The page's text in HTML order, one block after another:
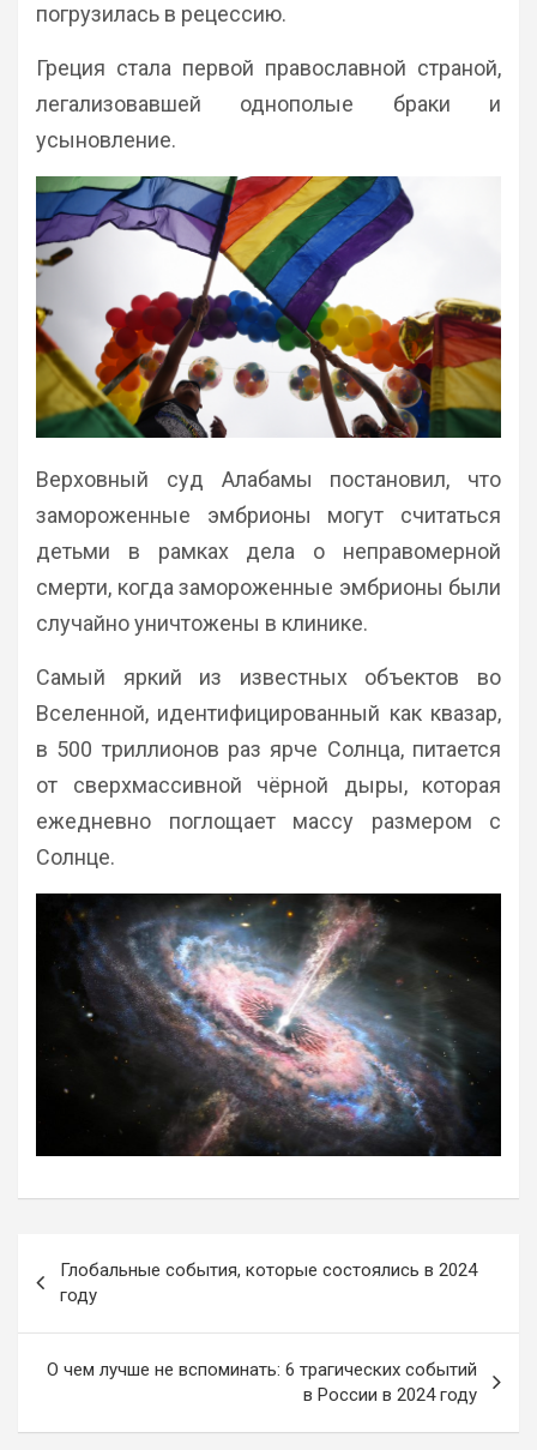
погрузилась в рецессию.
Греция стала первой православной страной,
легализовавшей однополые браки и
усыновление.
Верховный суд Алабамы постановил, что
замороженные эмбрионы могут считаться
детьми в рамках дела о неправомерной
смерти, когда замороженные эмбрионы были
случайно уничтожены в клинике.
Самый яркий из известных объектов во
Вселенной, идентифицированный как квазар,
в 500 триллионов раз ярче Солнца, питается
от сверхмассивной чёрной дыры, которая
ежедневно поглощает массу размером с
Солнце.
по
записям
Глобальные события, которые состоялись в 2024
году
О чем лучше не вспоминать: 6 трагических событий
в России в 2024 году